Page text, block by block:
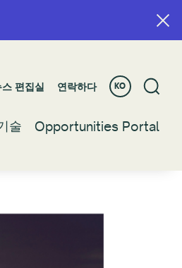
스 편집실 연락하다 KO
술 Opportunities Portal
스 편집실 연락하다 KO
술 Opportunities Portal